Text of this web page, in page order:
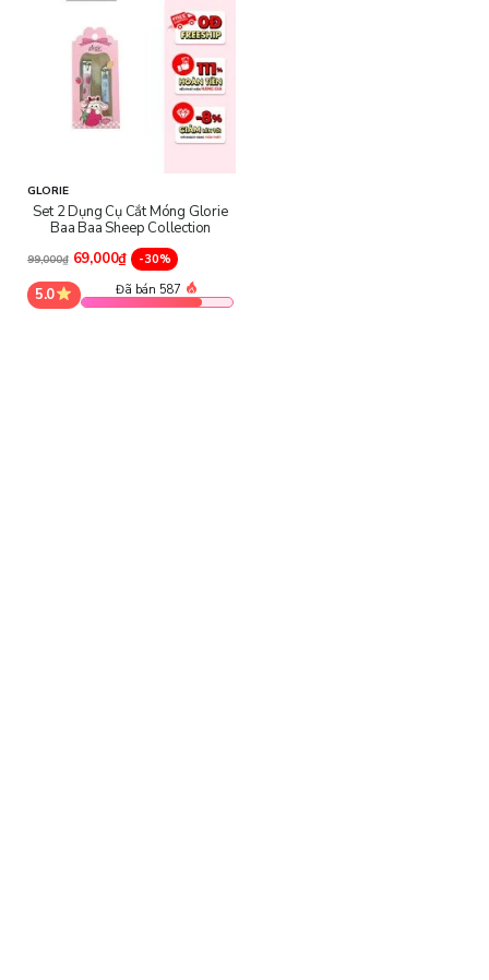
GLORIE
Set 2 Dụng Cụ Cắt Móng Glorie
Baa Baa Sheep Collection
99,000₫ 69,000₫ -30%
5.0 Đã bán 587